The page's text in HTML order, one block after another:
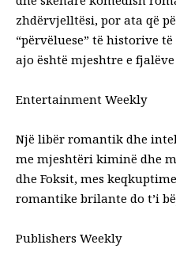
zhdërvjelltësi, por ata që
“përvëluese” të historive
ajo është mjeshtre e
Entertainment Weekly
Një libër romantik dhe
me mjeshtëri kiminë dhe
dhe Foksit, mes
romantike brilante do t’i
Publishers Weekly